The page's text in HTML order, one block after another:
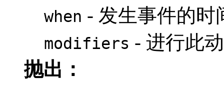
when - 发生事件的时
modifiers - 进行此
抛出：